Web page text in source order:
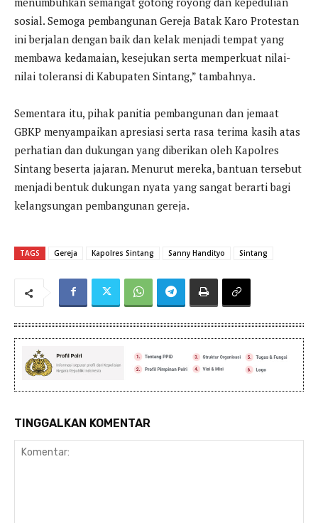
sosial. Semoga pembangunan Gereja Batak Karo Protestan
ini berjalan dengan baik dan kelak menjadi tempat yang
membawa kedamaian, kesejukan serta memperkuat nilai-
nilai toleransi di Kabupaten Sintang,” tambahnya.
Sementara itu, pihak panitia pembangunan dan jemaat
GBKP menyampaikan apresiasi serta rasa terima kasih atas
perhatian dan dukungan yang diberikan oleh Kapolres
Sintang beserta jajaran. Menurut mereka, bantuan tersebut
menjadi bentuk dukungan nyata yang sangat berarti bagi
kelangsungan pembangunan gereja.
TAGS Gereja Kapolres Sintang Sanny Handityo Sintang
TINGGALKAN KOMENTAR